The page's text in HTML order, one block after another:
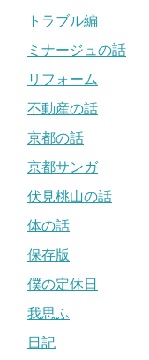
トラブル編
ミナージュの話
リフォーム
不動産の話
京都の話
京都サンガ
伏見桃山の話
体の話
保存版
僕の定休日
我思ふ
日記